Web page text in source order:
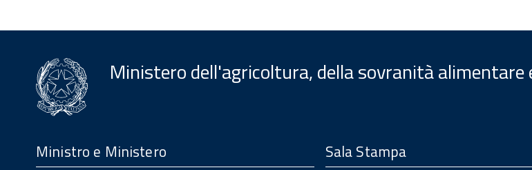
Ministero dell'agricoltura, della sovranità alimentare
Menu
Footer
Ministro e Ministero Sala Stampa